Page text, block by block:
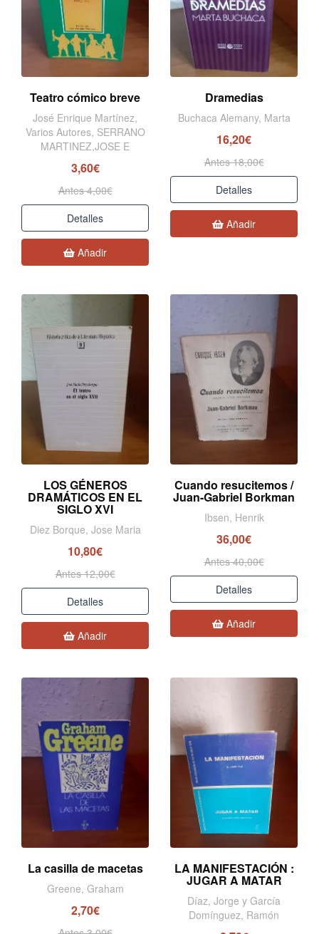
Teatro cómico breve
José Enrique Martínez,
Varios Autores, SERRANO
MARTINEZ,JOSE E
3,60€
Antes 4,00€
Detalles
Añadir
Dramedias
Buchaca Alemany, Marta
16,20€
Antes 18,00€
Detalles
Añadir
LOS GÉNEROS
DRAMÁTICOS EN EL
SIGLO XVI
Diez Borque, Jose Maria
10,80€
Antes 12,00€
Detalles
Añadir
Cuando resucitemos /
Juan-Gabriel Borkman
Ibsen, Henrik
36,00€
Antes 40,00€
Detalles
Añadir
La casilla de macetas
Greene, Graham
2,70€
LA MANIFESTACIÓN :
JUGAR A MATAR
Díaz, Jorge y García
Domínguez, Ramón